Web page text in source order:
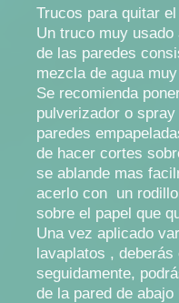
Trucos para quitar
Un truco muy
de las paredes
mezcla de agua
Se recomienda
pulverizador o
paredes
de hacer cortes
se ablande mas
acerlo con un
sobre el papel que
Una vez aplicado
lavaplatos ,
seguidamente,
de la pared de abajo